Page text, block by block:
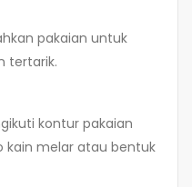
pakaian untuk
tertarik.
kontur pakaian
kain melar atau bentuk